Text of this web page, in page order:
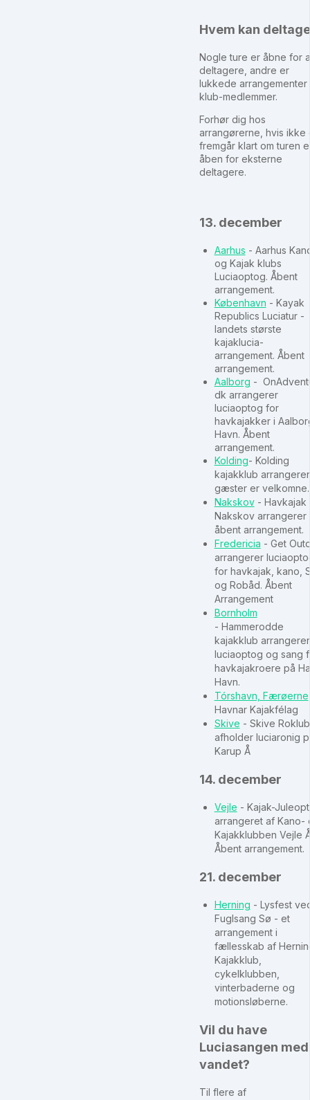
Hvem kan
Nogle ture er åbne for
deltagere, andre er
lukkede arrangementer
klub-medlemmer.
Forhør dig hos
arrangørerne, hvis ikke
fremgår klart om turen
åben for eksterne
deltagere.
13. december
Aarhus - Aarhus
og Kajak klubs
Luciaoptog. Åbent
arrangement.
København - Kayak
Republics Luciatur -
landets største
kajaklucia-
arrangement. Åbent
arrangement.
Aalborg -
dk arrangerer
luciaoptog for
havkajakker i
Havn. Åbent
arrangement.
Kolding- Kolding
kajakklub
gæster er velkomne.
Nakskov- Havkajak
Nakskov arrangerer
åbent arrangement.
Fredericia - Get
arrangerer
for havkajak, kano,
og Robåd. Åbent
Arrangement
Bornholm
- Hammerodde
kajakklub arrangerer
luciaoptog og sang
havkajakroere på
Havn.
Tórshavn, Færøerne
Havnar Kajakfélag
Skive - Skive Roklub
afholder luciaronig
Karup Å
14. december
Vejle - Kajak-
arrangeret af Kano-
Kajakklubben Vejle
Åbent arrangement.
21. december
Herning - Lysfest
Fuglsang Sø - et
arrangement i
fællesskab af
Kajakklub,
cykelklubben,
vinterbaderne og
motionsløberne.
Vil du have
Luciasangen
vandet?
Til flere af